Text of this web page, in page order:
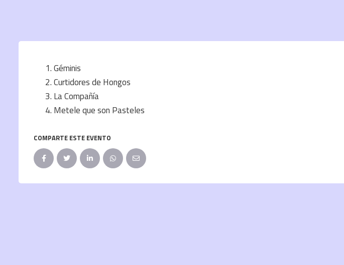
Géminis
Curtidores de Hongos
La Compañía
Metele que son Pasteles
COMPARTE ESTE EVENTO